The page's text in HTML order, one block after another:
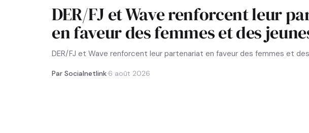
DER/FJ et Wave renforcent leur
en faveur des femmes et des
DER/FJ et Wave renforcent leur partenariat en faveur des femmes et
Par Socialnetlink·6 août 2026